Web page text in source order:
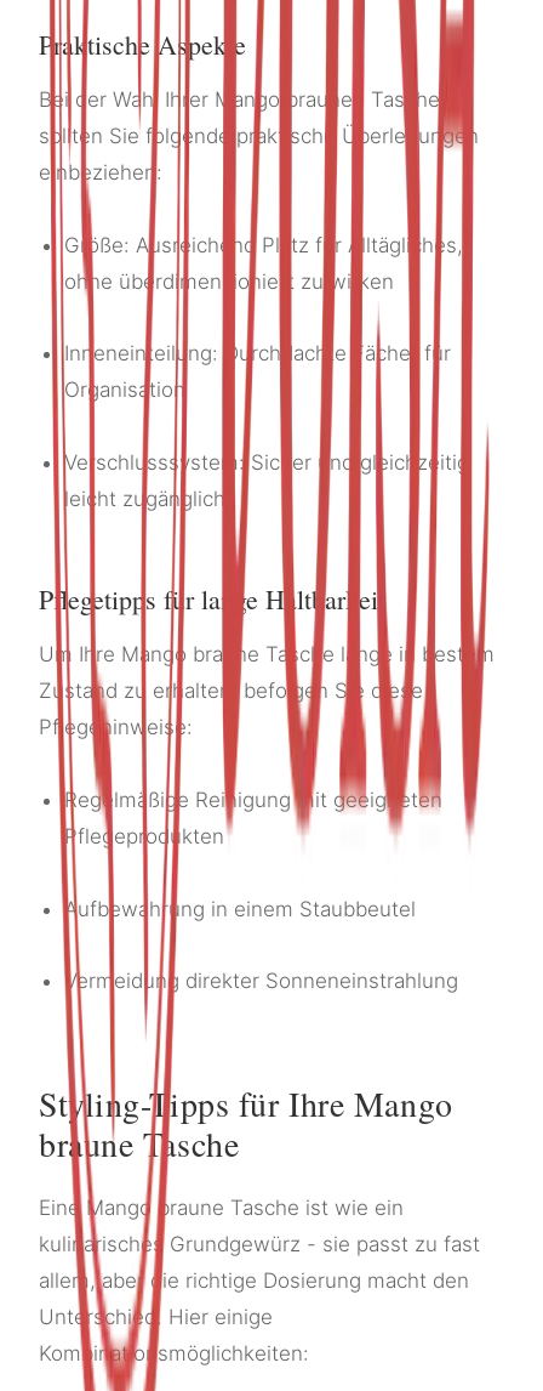
Praktische Aspekte
Bei der Wahl Ihrer Mango braunen Tasche
sollten Sie folgende praktische Überlegungen
einbeziehen:
Größe: Ausreichend Platz für Alltägliches,
ohne überdimensioniert zu wirken
Inneneinteilung: Durchdachte Fächer für
Organisation
Verschlusssystem: Sicher und gleichzeitig
leicht zugänglich
Pflegetipps für lange Haltbarkeit
Um Ihre Mango braune Tasche lange in bestem
Zustand zu erhalten, befolgen Sie diese
Pflegehinweise:
Regelmäßige Reinigung mit geeigneten
Pflegeprodukten
Aufbewahrung in einem Staubbeutel
Vermeidung direkter Sonneneinstrahlung
Styling-Tipps für Ihre Mango
braune Tasche
Eine Mango braune Tasche ist wie ein
kulinarisches Grundgewürz - sie passt zu fast
allem, aber die richtige Dosierung macht den
Unterschied. Hier einige
Kombinationsmöglichkeiten: